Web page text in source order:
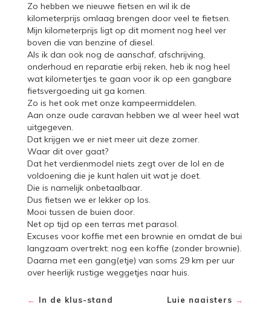
Zo hebben we nieuwe fietsen en wil ik de
kilometerprijs omlaag brengen door veel te fietsen.
Mijn kilometerprijs ligt op dit moment nog heel ver
boven die van benzine of diesel.
Als ik dan ook nog de aanschaf, afschrijving,
onderhoud en reparatie erbij reken, heb ik nog heel
wat kilometertjes te gaan voor ik op een gangbare
fietsvergoeding uit ga komen.
Zo is het ook met onze kampeermiddelen.
Aan onze oude caravan hebben we al weer heel wat
uitgegeven.
Dat krijgen we er niet meer uit deze zomer.
Waar dit over gaat?
Dat het verdienmodel niets zegt over de lol en de
voldoening die je kunt halen uit wat je doet.
Die is namelijk onbetaalbaar.
Dus fietsen we er lekker op los.
Mooi tussen de buien door.
Net op tijd op een terras met parasol.
Excuses voor koffie met een brownie en omdat de bui
langzaam overtrekt: nog een koffie (zonder brownie).
Daarna met een gang(etje) van soms 29 km per uur
over heerlijk rustige weggetjes naar huis.
← In de klus-stand Luie naaisters →